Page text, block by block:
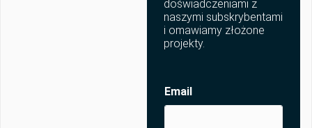
doświadczeniami z
naszymi subskrybentami
i omawiamy złożone
projekty.
Email